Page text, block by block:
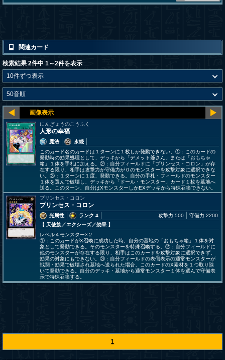
関連カード
検索結果 2件中 1～2件を表示
にんぎょうのこうふく
人形の幸福
魔法
永続
このカード名のカードは１ターンに１枚しか発動できない。①：このカードの
発動時の効果処理として、デッキから「デメット爺さん」または「おもちゃ
箱」１体を手札に加える。②：自分フィールドに「プリンセス・コロン」が存
在する限り、相手は攻撃力か守備力が０のモンスターを攻撃対象に選択できな
い。③：１ターンに１度、発動できる。自分の手札・フィールドのモンスター
１体を選んで破壊し、デッキから「ドール・モンスター」カード１枚を墓地へ
送る。このターン、自分はXモンスターしかEXデッキから特殊召喚できない。
プリンセス・コロン
プリンセス・コロン
光属性
ランク 4
【 天使族／エクシーズ／効果 】
攻撃力 500 守備力 2200
レベル４モンスター×２
①：このカードがX召喚に成功した時、自分の墓地の「おもちゃ箱」１体を対
象として発動できる。そのモンスターを特殊召喚する。②：自分フィールドに
他のモンスターが存在する限り、相手はこのカードを攻撃対象に選択できず、
効果の対象にもできない。③：自分フィールドの表側表示の通常モンスターが
戦闘・効果で破壊され墓地へ送られた場合、このカードのX素材を１つ取り除
いて発動できる。自分のデッキ・墓地から通常モンスター１体を選んで守備表
示で特殊召喚する。
1